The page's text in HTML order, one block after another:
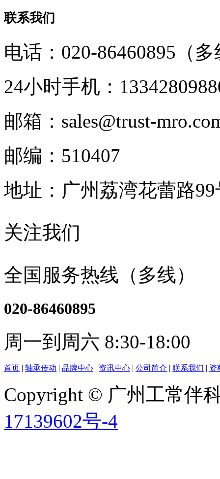
联系我们
电话：020-86460895（
24小时手机：
邮箱：sales@trust-
邮编：510407
地址：广州荔湾花蕾路
关注我们
全国服务热线（多线）
020-86460895
周一到周六 8:30-18:00
首页 | 轴承传动 | 品牌中心 | 资讯中心 | 公司简介 | 联系我们 | 资
Copyright © 广州工常伴
17139602号-4